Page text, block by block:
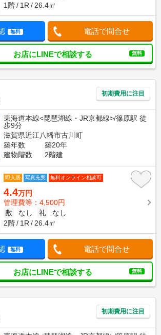
1階
1R 26.4㎡
無料 電話で問合せ
お店にLINEで相談する 無料
初期費用に注目
東海道本線<琵琶湖線・JR京都線>/篠原駅 徒
歩9分
滋賀県近江八幡市古川町
築年数
築20年
建物階数
2階建
即入居 写真充実 無料オンライン相談可
4.4万円
管理費等：4,500円
敷
なし 礼
なし
2階
1R 26.4㎡
無料 電話で問合せ
お店にLINEで相談する 無料
初期費用に注目